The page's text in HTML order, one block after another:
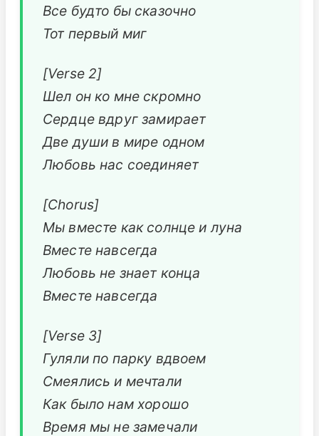
Все будто бы сказочно
Тот первый миг
[Verse 2]
Шел он ко мне скромно
Сердце вдруг замирает
Две души в мире одном
Любовь нас соединяет
[Chorus]
Мы вместе как солнце и луна
Вместе навсегда
Любовь не знает конца
Вместе навсегда
[Verse 3]
Гуляли по парку вдвоем
Смеялись и мечтали
Как было нам хорошо
Время мы не замечали